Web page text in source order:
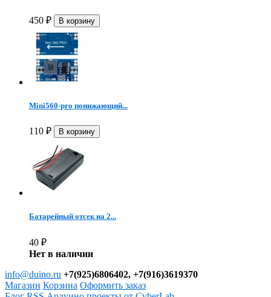
450 ₽
Mini560-pro понижающий...
110 ₽
Батарейный отсек на 2...
40 ₽
Нет в наличии
info@duino.ru +7(925)6806402, +7(916)3619370
Магазин Корзина Оформить заказ